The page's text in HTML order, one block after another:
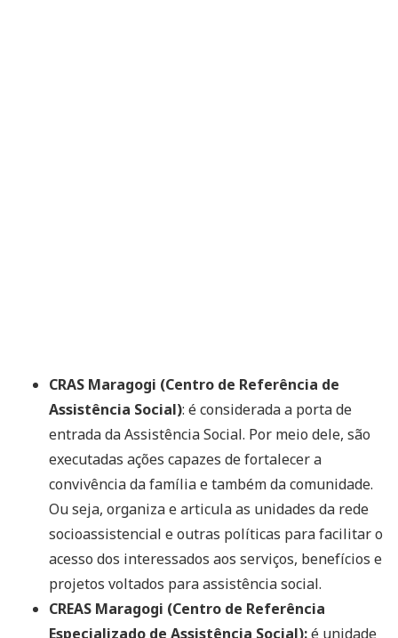
CRAS Maragogi (Centro de Referência de
Assistência Social): é considerada a porta de
entrada da Assistência Social. Por meio dele, são
executadas ações capazes de fortalecer a
convivência da família e também da comunidade.
Ou seja, organiza e articula as unidades da rede
socioassistencial e outras políticas para facilitar o
acesso dos interessados aos serviços, benefícios e
projetos voltados para assistência social.
CREAS Maragogi (Centro de Referência
Especializado de Assistência Social):é unidade